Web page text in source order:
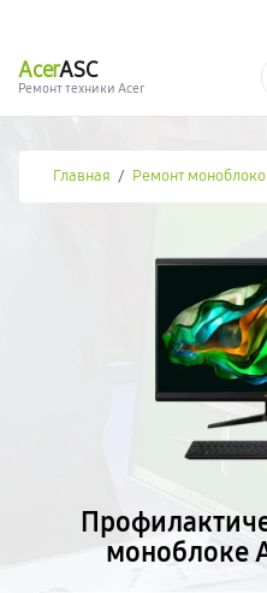
AcerASC
Ремонт техники Acer
Главная / Ремонт
моноблоке